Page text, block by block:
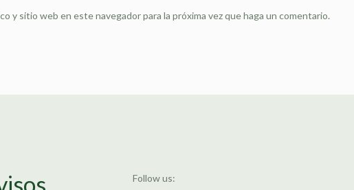
y sitio web en este navegador para la próxima vez que haga un comentario.
Follow us: